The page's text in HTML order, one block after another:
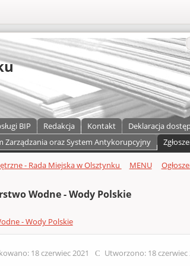
BIP Redakcja Kontakt Deklaracja
Zarządzania oraz System Antykorupcyjny
- Rada Miejska w Olsztynku MENU
Wodne - Wody Polskie
- Wody Polskie
18 czerwiec 2021 Utworzono: 18 czerwiec